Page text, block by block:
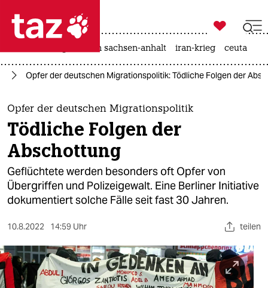
 taz zahl ich
taz zahl ich
themen
politik
öko
gesellschaft
sport
berlin

taz zahl ich
landtagswahl in sachsen-anhalt iran-krieg ceuta
Opfer der deutschen Migrationspolitik: Tödliche Folgen der
Opfer der deutschen Migrationspolitik
Tödliche Folgen der
Abschottung
Geflüchtete werden besonders oft Opfer von
Übergriffen und Polizeigewalt. Eine Berliner Initiative
dokumentiert solche Fälle seit fast 30 Jahren.
10.8.2022 14:59 Uhr teilen